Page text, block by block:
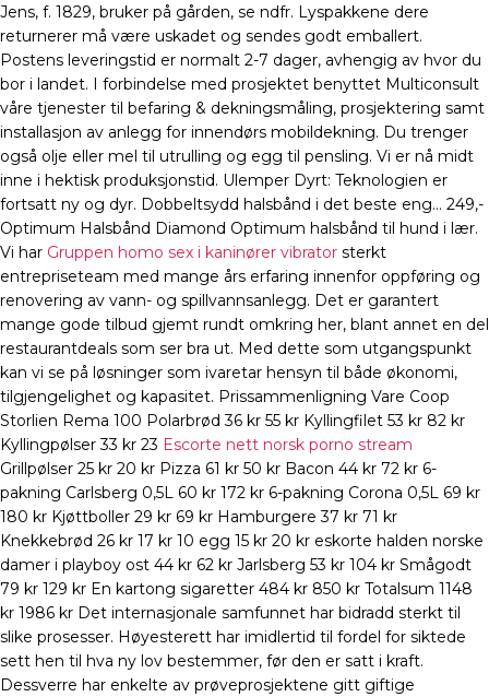
Jens, f. 1829, bruker på gården, se ndfr. Lyspakkene dere
returnerer må være uskadet og sendes godt emballert.
Postens leveringstid er normalt 2-7 dager, avhengig av hvor du
bor i landet. I forbindelse med prosjektet benyttet Multiconsult
våre tjenester til befaring & dekningsmåling, prosjektering samt
installasjon av anlegg for innendørs mobildekning. Du trenger
også olje eller mel til utrulling og egg til pensling. Vi er nå midt
inne i hektisk produksjonstid. Ulemper Dyrt: Teknologien er
fortsatt ny og dyr. Dobbeltsydd halsbånd i det beste eng… 249,-
Optimum Halsbånd Diamond Optimum halsbånd til hund i lær.
Vi har Gruppen homo sex i kaninører vibrator sterkt
entrepriseteam med mange års erfaring innenfor oppføring og
renovering av vann- og spillvannsanlegg. Det er garantert
mange gode tilbud gjemt rundt omkring her, blant annet en del
restaurantdeals som ser bra ut. Med dette som utgangs­punkt
kan vi se på løsninger som ivaretar hensyn til både økonomi,
tilgjen­ge­lighet og kapa­sitet. Prissammenligning Vare Coop
Storlien Rema 100 Polarbrød 36 kr 55 kr Kyllingfilet 53 kr 82 kr
Kyllingpølser 33 kr 23 Escorte nett norsk porno stream
Grillpølser 25 kr 20 kr Pizza 61 kr 50 kr Bacon 44 kr 72 kr 6-
pakning Carlsberg 0,5L 60 kr 172 kr 6-pakning Corona 0,5L 69 kr
180 kr Kjøttboller 29 kr 69 kr Hamburgere 37 kr 71 kr
Knekkebrød 26 kr 17 kr 10 egg 15 kr 20 kr eskorte halden norske
damer i playboy ost 44 kr 62 kr Jarlsberg 53 kr 104 kr Smågodt
79 kr 129 kr En kartong sigaretter 484 kr 850 kr Totalsum 1148
kr 1986 kr Det internasjonale samfunnet har bidradd sterkt til
slike prosesser. Høyesterett har imidlertid til fordel for siktede
sett hen til hva ny lov bestemmer, før den er satt i kraft.
Dessverre har enkelte av prøveprosjektene gitt giftige